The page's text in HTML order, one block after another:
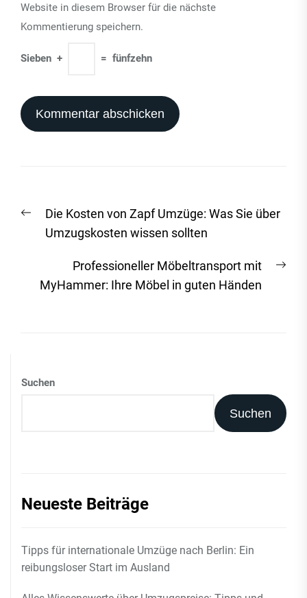
Website in diesem Browser für die nächste
Kommentierung speichern.
Sieben + = fünfzehn
Navigation
Vorheriger
Beitrag:
Die Kosten von Zapf Umzüge: Was Sie über
Umzugskosten wissen sollten
Professioneller Möbeltransport mit
MyHammer: Ihre Möbel in guten Händen
Suchen
Suchen
Neueste Beiträge
Tipps für internationale Umzüge nach Berlin: Ein
reibungsloser Start im Ausland